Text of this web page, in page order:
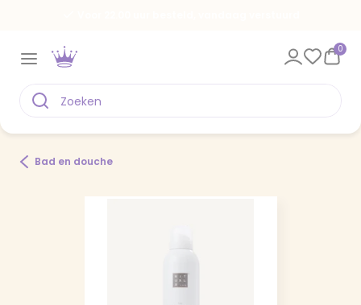
0
Bad en douche